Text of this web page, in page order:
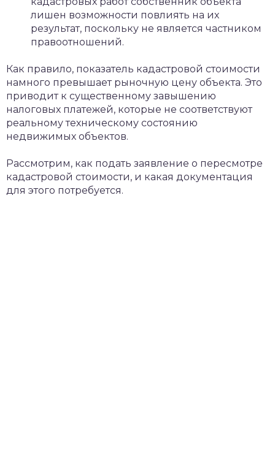
лишен возможности повлиять на их
результат, поскольку не является частником
правоотношений.
Как правило, показатель кадастровой стоимости
намного превышает рыночную цену объекта. Это
приводит к существенному завышению
налоговых платежей, которые не соответствуют
реальному техническому состоянию
недвижимых объектов.
Рассмотрим, как подать заявление о пересмотре
кадастровой стоимости, и какая документация
для этого потребуется.